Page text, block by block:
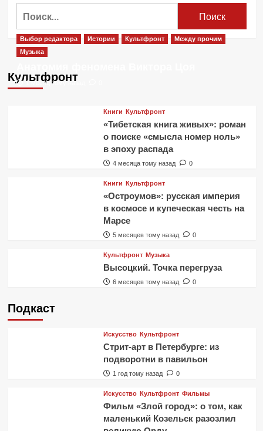
Культфронт
Выбор редактора Истории Культфронт
Между прочим
Музыка
1 месяц тому назад
Книги Культфронт
«Тибетская книга живых»: роман
о поиске «смысла номер ноль»
в эпоху распада
4 месяца тому назад 0
Книги Культфронт
«Остроумов»: русская империя
в космосе и купеческая честь на
Марсе
5 месяцев тому назад 0
Культфронт Музыка
Высоцкий. Точка перегруза
6 месяцев тому назад 0
Подкаст
Искусство Культфронт
Стрит-арт в Петербурге: из
подворотни в павильон
1 год тому назад 0
Искусство Культфронт Фильмы
Фильм «Злой город»: о том, как
маленький Козельск разозлил